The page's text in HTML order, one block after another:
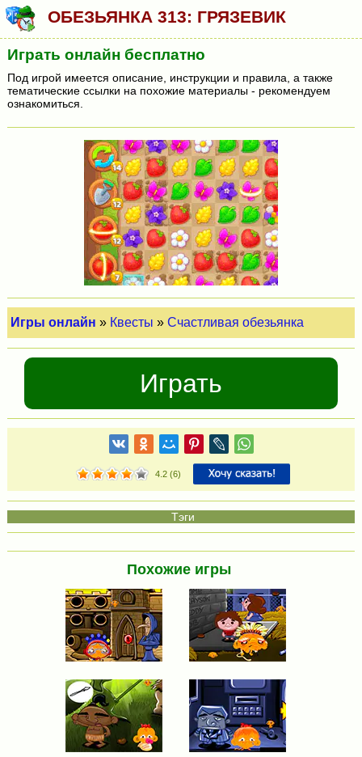
ОБЕЗЬЯНКА 313: ГРЯЗЕВИК
Играть онлайн бесплатно
Под игрой имеется описание, инструкции и правила, а также
тематические ссылки на похожие материалы - рекомендуем
ознакомиться.
Игры онлайн » Квесты »Счастливая обезьянка
Играть
4.2(6)
Похожие игры